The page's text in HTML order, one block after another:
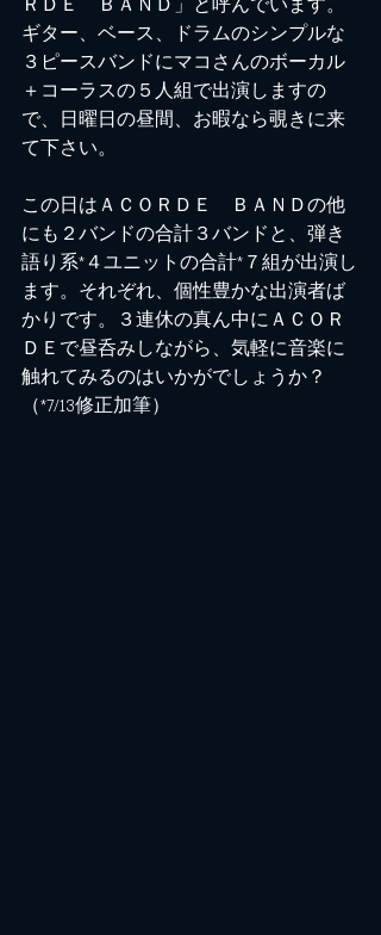
ＲＤＥ　ＢＡＮＤ」と呼んでいます。
ギター、ベース、ドラムのシンプルな
３ピースバンドにマコさんのボーカル
＋コーラスの５人組で出演しますの
で、日曜日の昼間、お暇なら覗きに来
て下さい。
この日はＡＣＯＲＤＥ　ＢＡＮＤの他
にも２バンドの合計３バンドと、弾き
語り系*４ユニットの合計*７組が出演し
ます。それぞれ、個性豊かな出演者ば
かりです。３連休の真ん中にＡＣＯＲ
ＤＥで昼呑みしながら、気軽に音楽に
触れてみるのはいかがでしょうか？
（*7/13修正加筆）